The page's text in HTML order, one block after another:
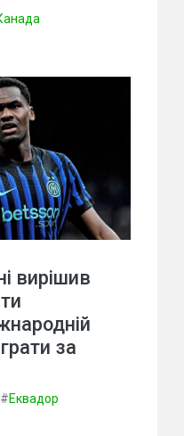
вирішив
за
#Еквадор